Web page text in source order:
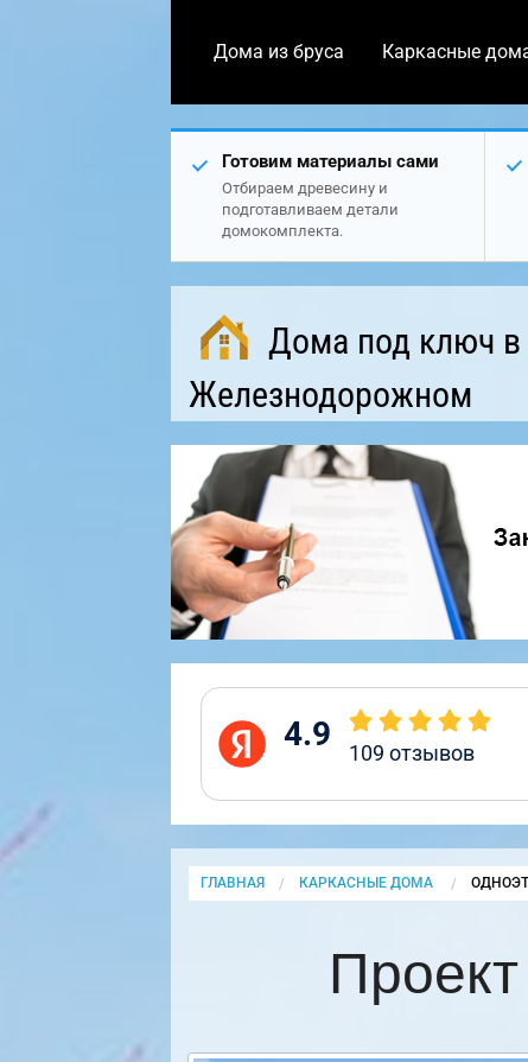
Дома из бруса Каркасные
Готовим материалы сами
Отбираем древесину и
подготавливаем детали
домокомплекта.
Дома под ключ в
Железнодорожном
4.9 109 отзывов
ГЛАВНАЯ КАРКАСНЫЕ ДОМА